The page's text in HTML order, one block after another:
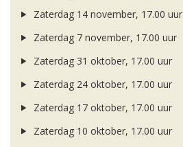
Zaterdag 14 november, 17.00 uur
Zaterdag 7 november, 17.00 uur
Zaterdag 31 oktober, 17.00 uur
Zaterdag 24 oktober, 17.00 uur
Zaterdag 17 oktober, 17.00 uur
Zaterdag 10 oktober, 17.00 uur